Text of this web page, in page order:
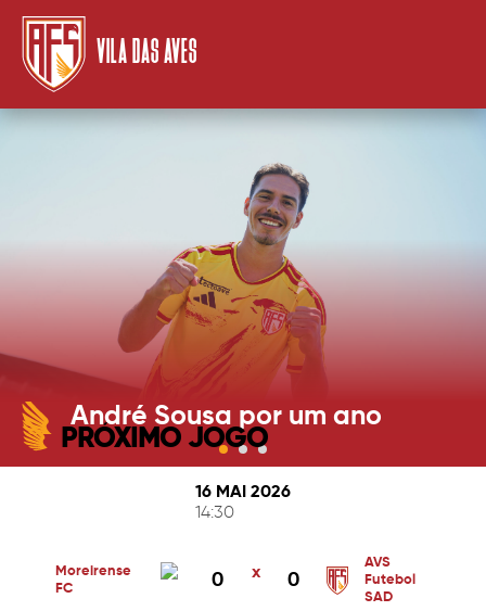
VILA DAS AVES
André Sousa por um ano
PRÓXIMO JOGO
16 MAI 2026
14:30
Moreirense
FC
0 x 0
AVS
Futebol
SAD